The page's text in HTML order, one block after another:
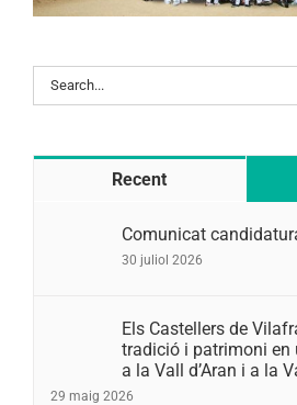
Search
for:
Recent
Comunicat
30 juliol 2026
Els Castellers de
tradició i patrimoni en
a la Vall d’Aran i a la
29 maig 2026